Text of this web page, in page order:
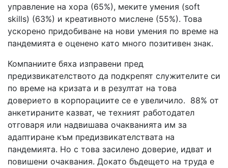
управление на хора (65%), меките умения (soft
skills) (63%) и креативното мислене (55%). Това
ускорено придобиване на нови умения по време на
пандемията е оценено като много позитивен знак.
Компаниите бяха изправени пред
предизвикателството да подкрепят служителите си
по време на кризата и в резултат на това
доверието в корпорациите се е увеличило. 88% от
анкетираните казват, че техният работодател
отговаря или надвишава очакванията им за
адаптиране към предизвикателствата на
пандемията. Но с това засилено доверие, идват и
повишени очаквания. Докато бъдещето на труда е